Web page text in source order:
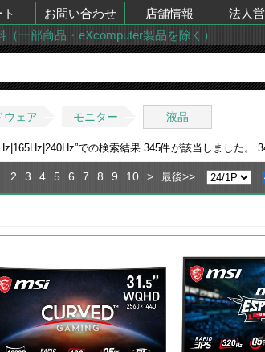
お問い合わせ 店舗情報 法人
一部商品・eXcomputer製品を除く）
ウェア モニター 液晶
”での検索結果 345件が該当しました。
2 3 4 5 6 7 8 9 10 > 最後>>